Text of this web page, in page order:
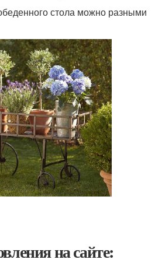
стола можно разными
на сайте: